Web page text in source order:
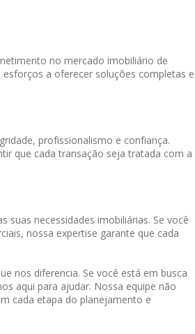
no mercado imobiliário de
a oferecer soluções completas e
profissionalismo e confiança.
que cada transação seja tratada com a
necessidades imobiliárias. Se você
nossa expertise garante que cada
nos diferencia. Se você está em busca
aqui para ajudar. Nossa equipe não
cada etapa do planejamento e